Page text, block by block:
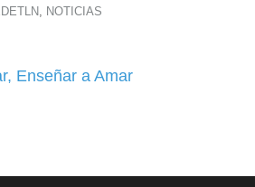
NOTICIAS
Enseñar a Amar